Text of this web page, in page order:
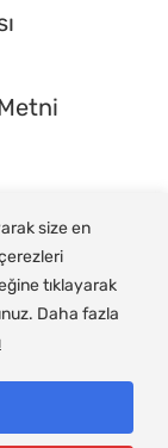
size en
tıklayarak
Daha fazla